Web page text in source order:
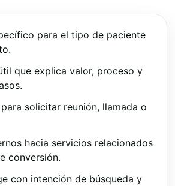
para el tipo de paciente
que explica valor, proceso y
solicitar reunión, llamada o
hacia servicios relacionados
conversión.
con intención de búsqueda y